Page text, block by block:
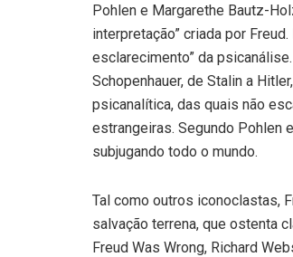
Pohlen e Margarethe Bautz-
interpretação” criada por
esclarecimento” da
Schopenhauer, de Stalin a
psicanalítica, das quais não
estrangeiras. Segundo Pohlen
subjugando todo o mundo.
Tal como outros iconoclastas,
salvação terrena, que ostenta
Freud Was Wrong, Richard